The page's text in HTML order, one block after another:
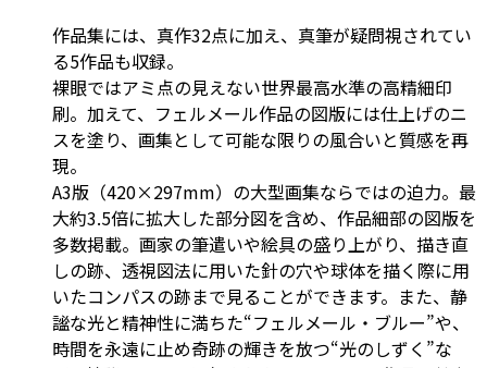
作品集には、真作32点に加え、真筆が疑問視されてい
る5作品も収録。
裸眼ではアミ点の見えない世界最高水準の高精細印
刷。加えて、フェルメール作品の図版には仕上げのニ
スを塗り、画集として可能な限りの風合いと質感を再
現。
A3版（420×297mm）の大型画集ならではの迫力。最
大約3.5倍に拡大した部分図を含め、作品細部の図版を
多数掲載。画家の筆遣いや絵具の盛り上がり、描き直
しの跡、透視図法に用いた針の穴や球体を描く際に用
いたコンパスの跡まで見ることができます。また、静
謐な光と精神性に満ちた“フェルメール・ブルー”や、
時間を永遠に止め奇跡の輝きを放つ“光のしずく”な